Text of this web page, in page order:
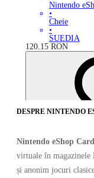
Nintendo
•
Cheie
•
SUEDIA
120.15 RON
DESPRE NINTENDO
Nintendo eShop Card
virtuale în magazinele
și anonim jocuri